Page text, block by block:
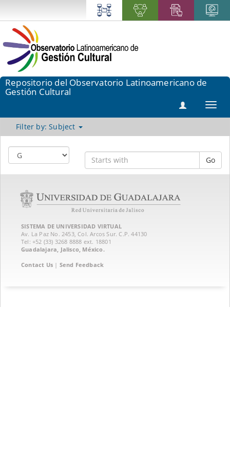
Repositorio del Observatorio Latinoamericano de
Gestión Cultural
Filter by: Subject
Go
SISTEMA DE UNIVERSIDAD VIRTUAL
Av. La Paz No. 2453, Col. Arcos Sur. C.P. 44130
Tel: +52 (33) 3268 8888‏ ext. 18801
Guadalajara, Jalisco, México.
Contact Us | Send Feedback